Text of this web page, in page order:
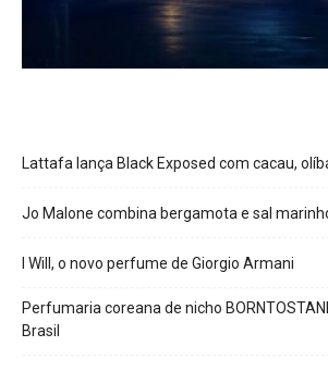
Lattafa lança Black Exposed com cacau,
Jo Malone combina bergamota e sal
I Will, o novo perfume de Giorgio Armani
Perfumaria coreana de nicho
Brasil